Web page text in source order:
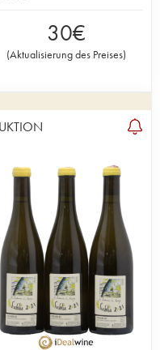
30€
(Aktualisierung des Preises)